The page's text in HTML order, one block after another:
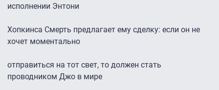
исполнении Энтони
Хопкинса Смерть предлагает ему сделку: если он не
хочет моментально
отправиться на тот свет, то должен стать
проводником Джо в мире